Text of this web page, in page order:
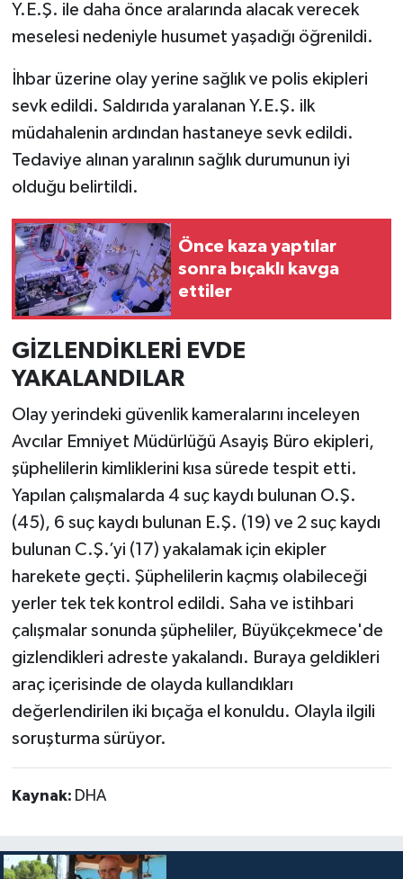
Y.E.Ş. ile daha önce aralarında alacak verecek
meselesi nedeniyle husumet yaşadığı öğrenildi.
İhbar üzerine olay yerine sağlık ve polis ekipleri
sevk edildi. Saldırıda yaralanan Y.E.Ş. ilk
müdahalenin ardından hastaneye sevk edildi.
Tedaviye alınan yaralının sağlık durumunun iyi
olduğu belirtildi.
Önce kaza yaptılar
sonra bıçaklı kavga
ettiler
GİZLENDİKLERİ EVDE
YAKALANDILAR
Olay yerindeki güvenlik kameralarını inceleyen
Avcılar Emniyet Müdürlüğü Asayiş Büro ekipleri,
şüphelilerin kimliklerini kısa sürede tespit etti.
Yapılan çalışmalarda 4 suç kaydı bulunan O.Ş.
(45), 6 suç kaydı bulunan E.Ş. (19) ve 2 suç kaydı
bulunan C.Ş.’yi (17) yakalamak için ekipler
harekete geçti. Şüphelilerin kaçmış olabileceği
yerler tek tek kontrol edildi. Saha ve istihbari
çalışmalar sonunda şüpheliler, Büyükçekmece'de
gizlendikleri adreste yakalandı. Buraya geldikleri
araç içerisinde de olayda kullandıkları
değerlendirilen iki bıçağa el konuldu. Olayla ilgili
soruşturma sürüyor.
Kaynak: DHA